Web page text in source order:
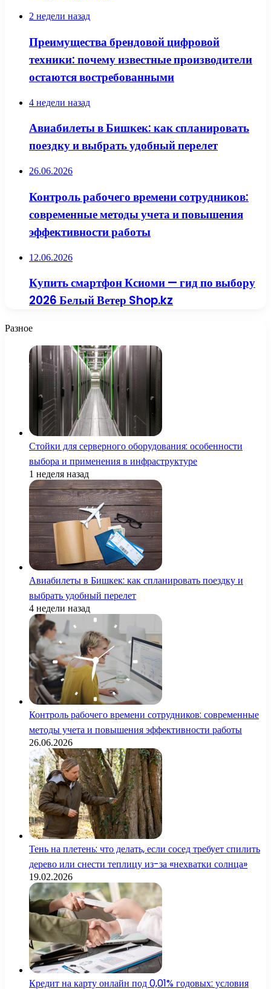
2 недели назад
Преимущества брендовой цифровой
техники: почему известные производители
остаются востребованными
4 недели назад
Авиабилеты в Бишкек: как спланировать
поездку и выбрать удобный перелет
26.06.2026
Контроль рабочего времени сотрудников:
современные методы учета и повышения
эффективности работы
12.06.2026
Купить смартфон Ксиоми — гид по выбору
2026 Белый Ветер Shop.kz
Разное
Стойки для серверного оборудования: особенности
выбора и применения в инфраструктуре
1 неделя назад
Авиабилеты в Бишкек: как спланировать поездку и
выбрать удобный перелет
4 недели назад
Контроль рабочего времени сотрудников: современные
методы учета и повышения эффективности работы
26.06.2026
Тень на плетень: что делать, если сосед требует спилить
дерево или снести теплицу из-за «нехватки солнца»
19.02.2026
Кредит на карту онлайн под 0,01% годовых: условия